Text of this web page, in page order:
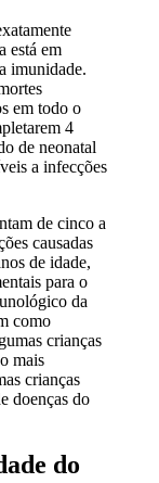
está em
imunidade.
em todo o
4
de neonatal
a infecções
de cinco a
causadas
de idade,
para o
da
como
crianças
mais
crianças
doenças do
do